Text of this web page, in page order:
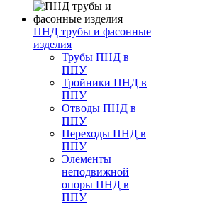
ПНД трубы и фасонные
изделия
Трубы ПНД в
ППУ
Тройники ПНД в
ППУ
Отводы ПНД в
ППУ
Переходы ПНД в
ППУ
Элементы
неподвижной
опоры ПНД в
ППУ